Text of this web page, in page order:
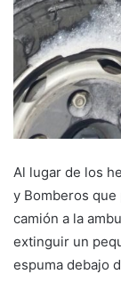
Al lugar de los
y Bomberos
camión a la
extinguir un
espuma debajo